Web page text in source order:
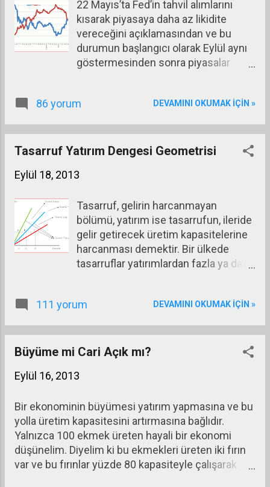
22 Mayıs’ta Fed’in tahvil alımlarını
kısarak piyasaya daha az likidite
vereceğini açıklamasından ve bu
durumun başlangıcı olarak Eylül aynı
göstermesinden sonra piyasalar
bağlı olarak BIST 100 endeksinde
faizinde (kırmızı çizgi) yaşanan
gelişmeleri aşağıdaki tablo ve
86 yorum DEVAMINI OKUMAK IÇIN »
Tasarruf Yatırım Dengesi Geometrisi
Eylül 18, 2013
Tasarruf, gelirin harcanmayan
bölümü, yatırım ise tasarrufun, ileride
gelir getirecek üretim kapasitelerine
harcanması demektir. Bir ülkede
tasarruflar yatırımlardan fazla ya da
tasarruflar yatırımlardan düşükse o
gerekir.
111 yorum DEVAMINI OKUMAK IÇIN »
Büyüme mi Cari Açık mı?
Eylül 16, 2013
Bir ekonominin büyümesi yatırım yapmasına ve bu
yolla üretim kapasitesini artırmasına bağlıdır.
Yalnızca 100 ekmek üreten hayali bir ekonomi
düşünelim. Diyelim ki bu ekmekleri üreten iki fırın
var ve bu fırınlar yüzde 80 kapasiteyle çalışarak